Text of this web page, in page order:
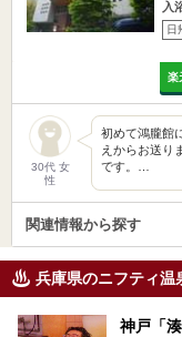
入
日
楽
30代 女
性
初めて鴻朧館
えからお送り
です。…
関連情報から探す
兵庫県のニフティ温
神戸「